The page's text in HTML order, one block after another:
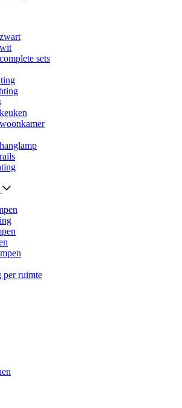
sets
ruimte